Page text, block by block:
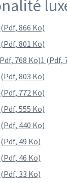
866 Ko)
801 Ko)
768 Ko)1 (Pdf,
803 Ko)
772 Ko)
555 Ko)
440 Ko)
49 Ko)
46 Ko)
33 Ko)